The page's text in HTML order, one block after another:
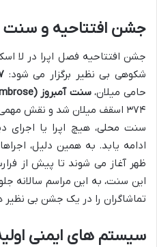
جشن افتتاحیه و
جشن افتتاحیه فصل اپرا در لا
شکوهی بی نظیر برگزار می شود: ۷
حامی میلان،سنت آمبروز (Saint Ambrose)
۳۷۴ اسقف میلان شد و نقش
سنت محلی، هیچ اپرا یا اجرای
ادامه یابد. به همین دلیل،
ظهر آغاز می شوند تا پیش از
این سنت، به این مراسم
تماشاگران را در یک جشن بی
سیستم های ایمنی